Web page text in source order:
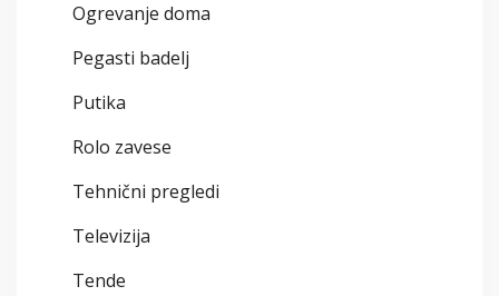
Ogrevanje doma
Pegasti badelj
Putika
Rolo zavese
Tehnični pregledi
Televizija
Tende